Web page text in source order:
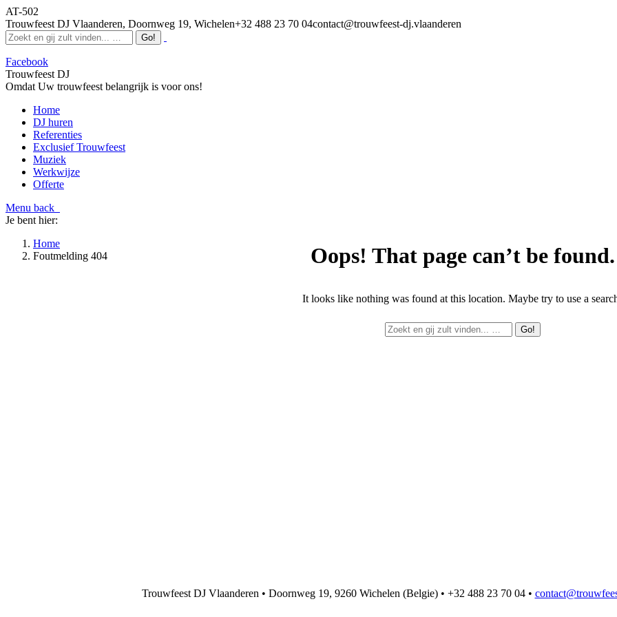
AT-502
Trouwfeest DJ Vlaanderen, Doornweg 19, Wichelen+32 488 23 70 04contact@trouwfeest-dj.vlaanderen
Facebook
Trouwfeest DJ
Omdat Uw trouwfeest belangrijk is voor ons!
Home
DJ huren
Referenties
Exclusief Trouwfeest
Muziek
Werkwijze
Offerte
Menu back
Je bent hier:
Home
Foutmelding 404
Oops! That page can’t be found.
It looks like nothing was found at this location. Maybe try to use a
Trouwfeest DJ Vlaanderen • Doornweg 19, 9260 Wichelen (Belgie) • +32 488 23 70 04 •